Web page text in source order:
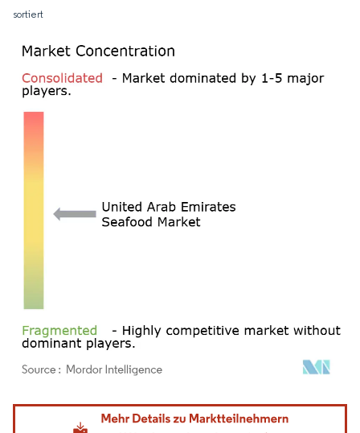
sortiert
Bild © Mordor Intelligence. Wiederverwendung erfordert Namensnennung gemäß